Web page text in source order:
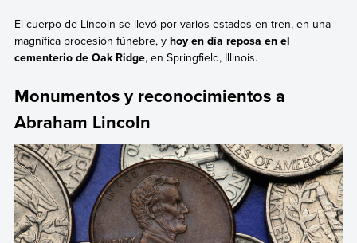
El cuerpo de Lincoln se llevó por varios estados en tren, en una
magnífica procesión fúnebre, y hoy en día reposa en el
cementerio de Oak Ridge, en Springfield, Illinois.
Monumentos y reconocimientos a
Abraham Lincoln